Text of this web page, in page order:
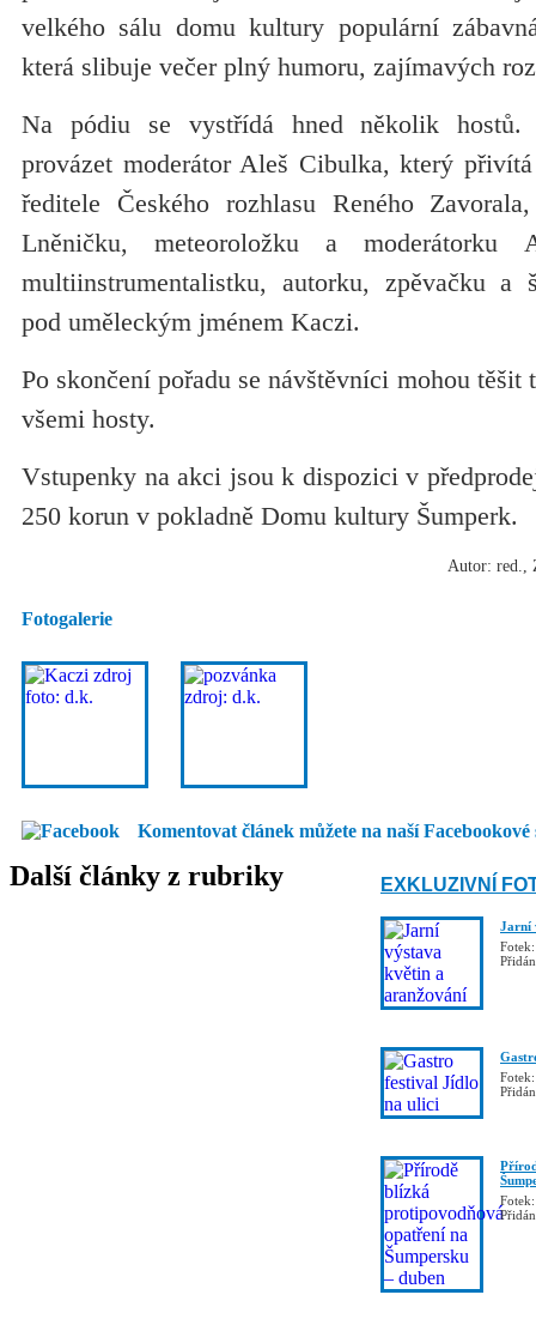
velkého sálu domu kultury populární
která slibuje večer plný humoru, zajímavých
Na pódiu se vystřídá hned několik hostů.
provázet moderátor Aleš Cibulka, který
ředitele Českého rozhlasu Reného
Lněničku, meteoroložku a moderátorku
multiinstrumentalistku, autorku, zpěvačku a
pod uměleckým jménem Kaczi.
Po skončení pořadu se návštěvníci mohou těšit
všemi hosty.
Vstupenky na akci jsou k dispozici v
250 korun v pokladně Domu kultury Šumperk.
Autor: red.,
Fotogalerie
Komentovat článek můžete na naší Facebookové
Další články z rubriky EXKLUZIVNÍ
Jarní